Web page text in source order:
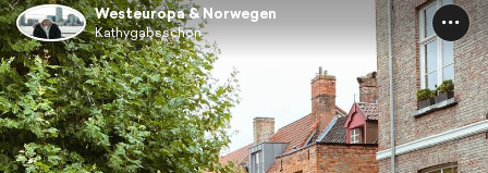
Westeuropa & Norwegen
Kathygabsschon